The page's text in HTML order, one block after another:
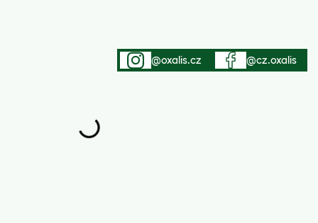
@oxalis.cz @cz.oxalis